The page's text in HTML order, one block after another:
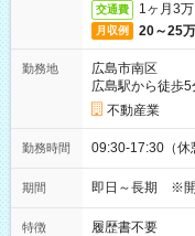
交通費 1ヶ月3
月収例 20～25
勤務地
広島市南区
広島駅から徒歩5
不動産業
勤務時間 09:30-17:30（休
期間 即日～長期 ※開
特徴 履歴書不要